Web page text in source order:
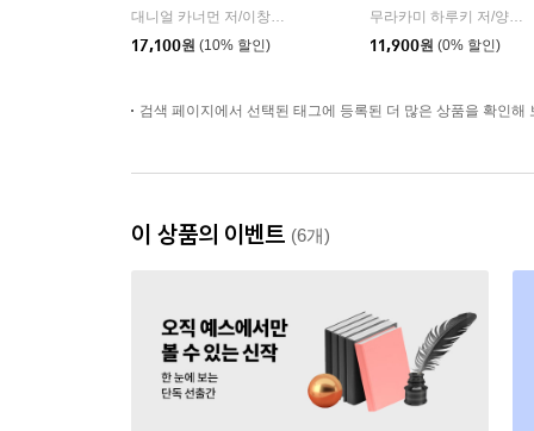
17,100원 (10% 할인)
11,900원 (0% 할인)
검색 페이지에서 선택된 태그에 등록된 더 많은 상품을 확인해
이 상품의 이벤트 (6개)